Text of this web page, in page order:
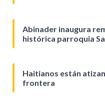
Abinader inaugura
histórica parroquia
Haitianos están
frontera